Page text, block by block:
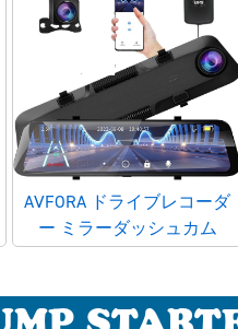
AVFORA ドライブレコーダ
ー ミラーダッシュカム